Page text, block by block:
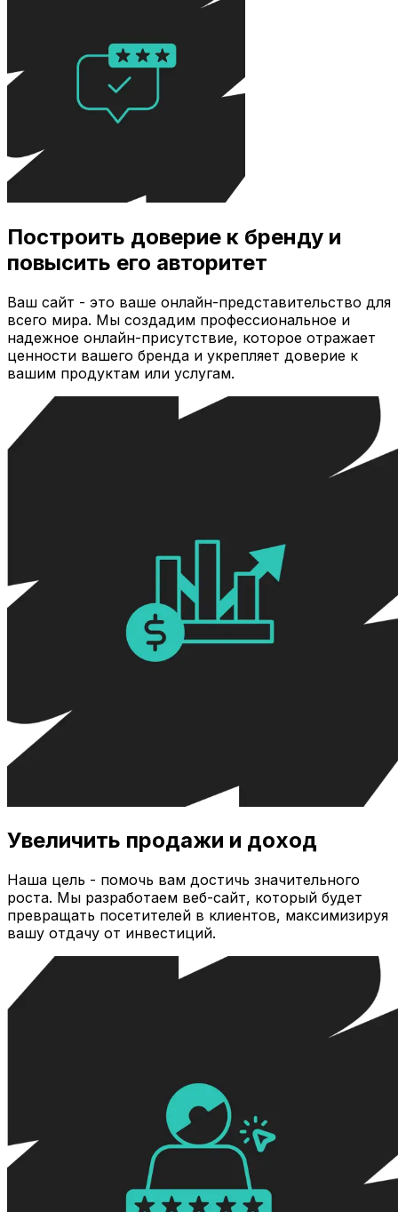
Построить доверие к бренду и
повысить его авторитет
Ваш сайт - это ваше онлайн-представительство для
всего мира. Мы создадим профессиональное и
надежное онлайн-присутствие, которое отражает
ценности вашего бренда и укрепляет доверие к
вашим продуктам или услугам.
Увеличить продажи и доход
Наша цель - помочь вам достичь значительного
роста. Мы разработаем веб-сайт, который будет
превращать посетителей в клиентов, максимизируя
вашу отдачу от инвестиций.